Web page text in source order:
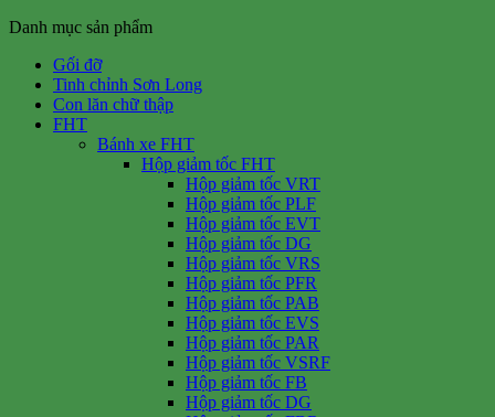
Danh mục sản phẩm
Gối đỡ
Tinh chỉnh Sơn Long
Con lăn chữ thập
FHT
Bánh xe FHT
Hộp giảm tốc FHT
Hộp giảm tốc VRT
Hộp giảm tốc PLF
Hộp giảm tốc EVT
Hộp giảm tốc DG
Hộp giảm tốc VRS
Hộp giảm tốc PFR
Hộp giảm tốc PAB
Hộp giảm tốc EVS
Hộp giảm tốc PAR
Hộp giảm tốc VSRF
Hộp giảm tốc FB
Hộp giảm tốc DG